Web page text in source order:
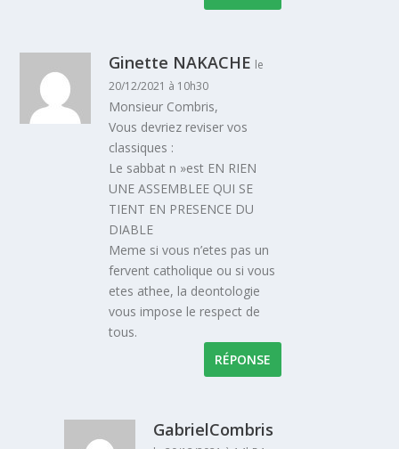
Ginette NAKACHE le
20/12/2021 à 10h30
Monsieur Combris,
Vous devriez reviser vos
classiques :
Le sabbat n »est EN RIEN
UNE ASSEMBLEE QUI SE
TIENT EN PRESENCE DU
DIABLE
Meme si vous n’etes pas un
fervent catholique ou si vous
etes athee, la deontologie
vous impose le respect de
tous.
RÉPONSE
GabrielCombris